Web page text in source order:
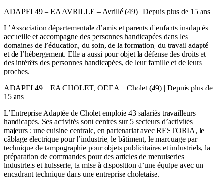
ADAPEI 49 – EA AVRILLE – Avrillé (49) | Depuis plus de 15 ans
L’Association départementale d’amis et parents d’enfants inadaptés
accueille et accompagne des personnes handicapées dans les
domaines de l’éducation, du soin, de la formation, du travail adapté
et de l’hébergement. Elle a aussi pour objet la défense des droits et
des intérêts des personnes handicapées, de leur famille et de leurs
proches.
ADAPEI 49 – EA CHOLET, ODEA – Cholet (49) | Depuis plus de
15 ans
L’Entreprise Adaptée de Cholet emploie 43 salariés travailleurs
handicapés. Ses activités sont centrés sur 5 secteurs d’activités
majeurs : une cuisine centrale, en partenariat avec RESTORIA, le
câblage électrique pour l’industrie, le bâtiment, le marquage par
technique de tampographie pour objets publicitaires et industriels, la
préparation de commandes pour des articles de menuiseries
industriels et huisserie, la mise à disposition d’une équipe avec un
encadrant technique dans une entreprise choletaise.